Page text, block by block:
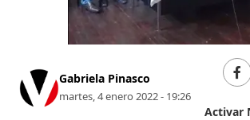
Gabriela Pinasco
martes, 4 enero 2022 - 19:26
Activar